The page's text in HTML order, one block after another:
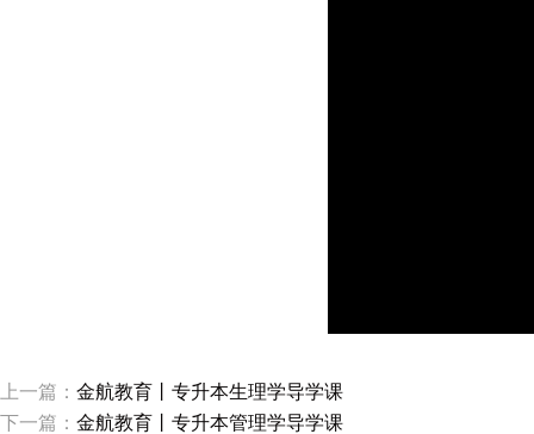
上一篇： 金航教育丨专升本生理学导学课
下一篇： 金航教育丨专升本管理学导学课